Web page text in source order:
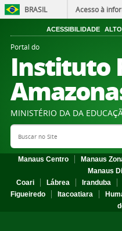
BRASIL Acesso à
ACESSIBILIDADE
Portal do
Instituto
MINISTÉRIO DA DA
Search Site
Manaus Centro Manaus
Manaus
Coari
Lábrea Iranduba
Figueiredo
Itacoatiara